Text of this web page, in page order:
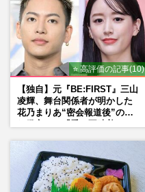
⭐ 高評価の記事(10)
【独自】元『BE:FIRST』三山
凌輝、舞台関係者が明かした
花乃まりあ“密会報道後”の呆